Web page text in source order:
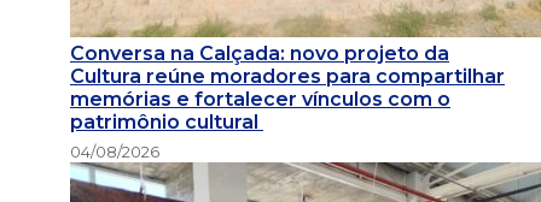
Conversa na Calçada: novo projeto da
Cultura reúne moradores para compartilhar
memórias e fortalecer vínculos com o
patrimônio cultural
04/08/2026